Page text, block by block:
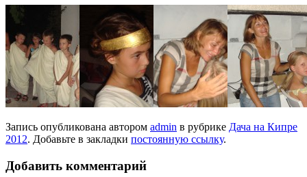
Запись опубликована автором admin в рубрике Дача на Кипре
2012. Добавьте в закладки постоянную ссылку.
Добавить комментарий